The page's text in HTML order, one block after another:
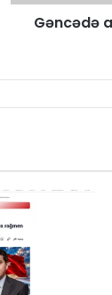
Gəncədə